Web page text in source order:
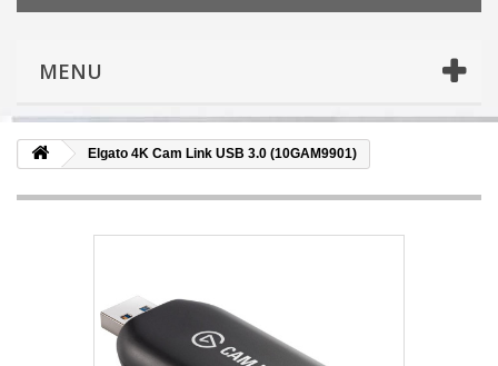
MENU
Elgato 4K Cam Link USB 3.0 (10GAM9901)